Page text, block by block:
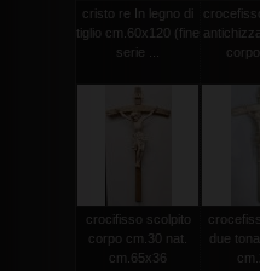
cristo re In legno di
tiglio cm.60x120 (fine
serie ...
crocifisso scolpito
corpo cm.30 nat.
cm.65x36
due